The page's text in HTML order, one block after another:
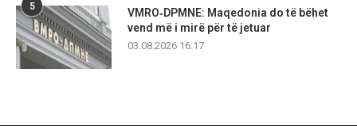
5
VMRO‑DPMNE: Maqedonia do të bëhet
vend më i mirë për të jetuar
03.08.2026 16:17